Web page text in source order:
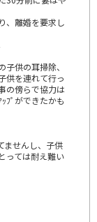
、離婚を要求し
供の耳掃除、
供を連れて行っ
の傍らで協力は
ﾌﾟができたかも
ませんし、子供
っては耐え難い